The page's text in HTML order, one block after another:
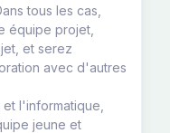
tous les cas,
équipe projet,
et serez
avec d'autres
l'informatique,
jeune et